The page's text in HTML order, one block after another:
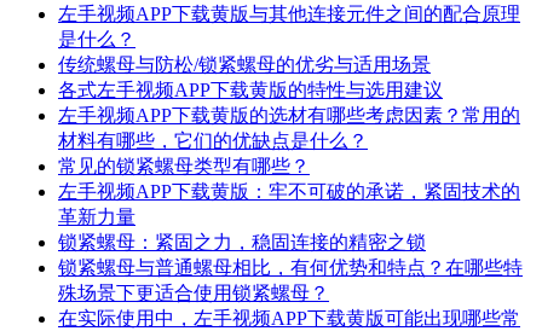
左手视频APP下载黄版与其他连接元件之间的配合原理
是什么？
传统螺母与防松/锁紧螺母的优劣与适用场景
各式左手视频APP下载黄版的特性与选用建议
左手视频APP下载黄版的选材有哪些考虑因素？常用的
材料有哪些，它们的优缺点是什么？
常见的锁紧螺母类型有哪些？
左手视频APP下载黄版：牢不可破的承诺，紧固技术的
革新力量
锁紧螺母：紧固之力，稳固连接的精密之锁
锁紧螺母与普通螺母相比，有何优势和特点？在哪些特
殊场景下更适合使用锁紧螺母？
在实际使用中，左手视频APP下载黄版可能出现哪些常